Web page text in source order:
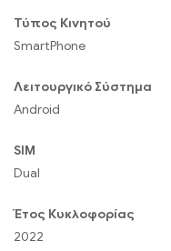
Τύπος Κινητού
SmartPhone
Λειτουργικό Σύστημα
Android
SIM
Dual
Έτος Κυκλοφορίας
2022